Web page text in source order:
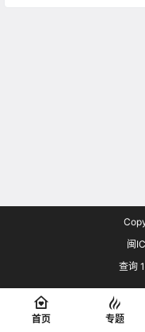
闽
查询
首页 专题